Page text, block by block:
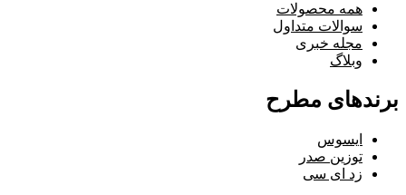
همه محصولات
سوالات متداول
مجله خبری
وبلاگ
برندهای مطرح
ایسوس
توزین صدر
زد ای سی